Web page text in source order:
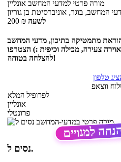
מורה פרטי למדעי המחשב אונליין
המחשב, בוגר, אוניברסיטת בן גוריון
200 ₪ לשעה
מתמטיקה בתיכון, מדעי המחשב
צעירה, מכילה וכיפית :) הצטרפו
להצלחה בטוחה!
טלפון
ווצאפ
לפרופיל המלא
אונליין
פרונטלי
נסים ל.